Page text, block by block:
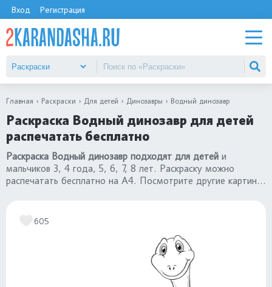
Вход Регистрация
Главная Раскраски Для детей Динозавры Водный динозавр
Раскраска Водный динозавр для детей
распечатать бесплатно
Раскраска Водный динозавр подходят для детей и
мальчиков 3, 4 года, 5, 6, 7, 8 лет. Раскраску можно
распечатать бесплатно на А4. Посмотрите другие картинки
605